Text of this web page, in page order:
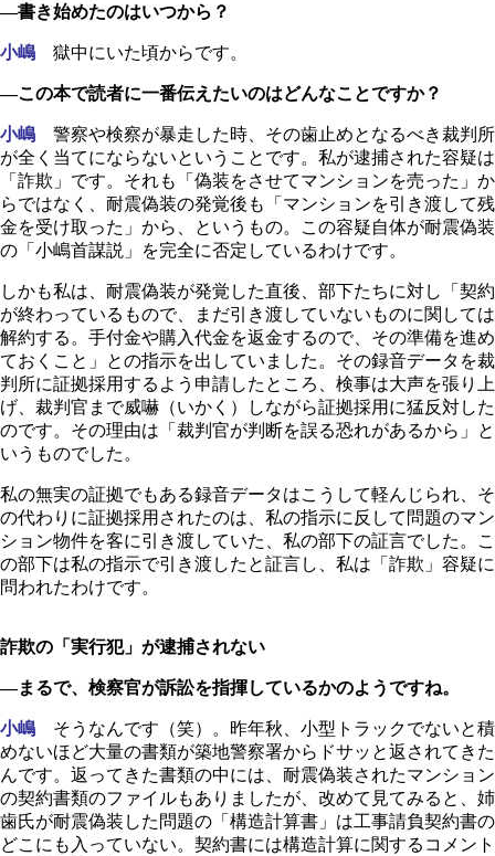
―書き始めたのはいつから？
小嶋 獄中にいた頃からです。
―この本で読者に一番伝えたいのはどんなことですか？
小嶋 警察や検察が暴走した時、その歯止めとなるべき裁判所
が全く当てにならないということです。私が逮捕された容疑は
「詐欺」です。それも「偽装をさせてマンションを売った」か
らではなく、耐震偽装の発覚後も「マンションを引き渡して残
金を受け取った」から、というもの。この容疑自体が耐震偽装
の「小嶋首謀説」を完全に否定しているわけです。
しかも私は、耐震偽装が発覚した直後、部下たちに対し「契約
が終わっているもので、まだ引き渡していないものに関しては
解約する。手付金や購入代金を返金するので、その準備を進め
ておくこと」との指示を出していました。その録音データを裁
判所に証拠採用するよう申請したところ、検事は大声を張り上
げ、裁判官まで威嚇（いかく）しながら証拠採用に猛反対した
のです。その理由は「裁判官が判断を誤る恐れがあるから」と
いうものでした。
私の無実の証拠でもある録音データはこうして軽んじられ、そ
の代わりに証拠採用されたのは、私の指示に反して問題のマン
ション物件を客に引き渡していた、私の部下の証言でした。こ
の部下は私の指示で引き渡したと証言し、私は「詐欺」容疑に
問われたわけです。
詐欺の「実行犯」が逮捕されない
―まるで、検察官が訴訟を指揮しているかのようですね。
小嶋 そうなんです（笑）。昨年秋、小型トラックでないと積
めないほど大量の書類が築地警察署からドサッと返されてきた
んです。返ってきた書類の中には、耐震偽装されたマンション
の契約書類のファイルもありましたが、改めて見てみると、姉
歯氏が耐震偽装した問題の「構造計算書」は工事請負契約書の
どこにも入っていない。契約書には構造計算に関するコメント